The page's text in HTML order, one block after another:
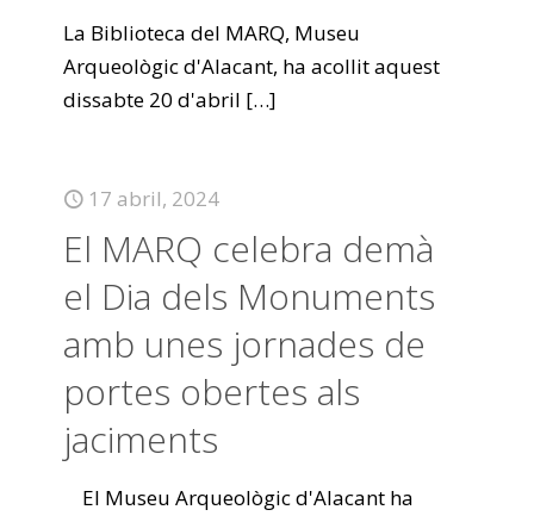
La Biblioteca del MARQ, Museu
Arqueològic d'Alacant, ha acollit aquest
dissabte 20 d'abril […]
17 abril, 2024
El MARQ celebra demà
el Dia dels Monuments
amb unes jornades de
portes obertes als
jaciments
El Museu Arqueològic d'Alacant ha